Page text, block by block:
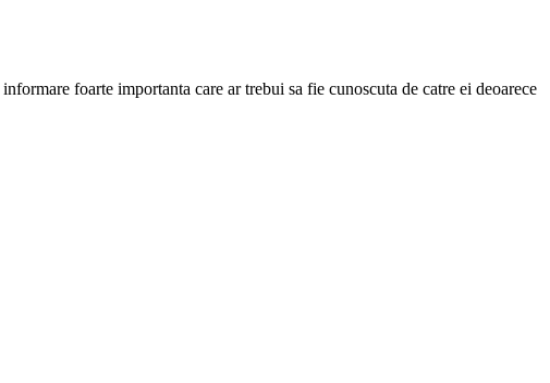
foarte importanta care ar trebui sa fie cunoscuta de catre ei deoarece